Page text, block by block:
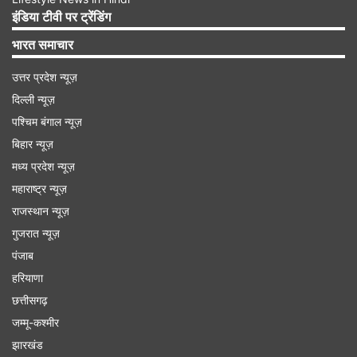
कारोबार से जुड़ा विवाद या कोई वजह हो सकती हैं। फिलहाल
सभी बिंदुओं पर जांच की जा रही है। आसपास लगे सीसीटीवी
कैमरे भी खंगाले जा रहे हैं ताकि अपराधियों की पहचान की जा
सके।
इंडिया टीवी पर ट्रेंडिंग
भारत समाचार
उत्तर प्रदेश न्यूज़
दिल्ली न्यूज़
पश्चिम बंगाल न्यूज़
बिहार न्यूज़
मध्य प्रदेश न्यूज़
महाराष्ट्र न्यूज़
राजस्थान न्यूज़
गुजरात न्यूज़
पंजाब
हरियाणा
छत्तीसगढ़
जम्मू-कश्मीर
झारखंड